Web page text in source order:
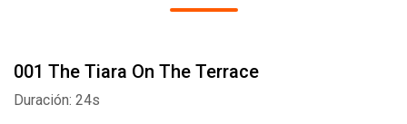
001 The Tiara On The Terrace
Duración: 24s